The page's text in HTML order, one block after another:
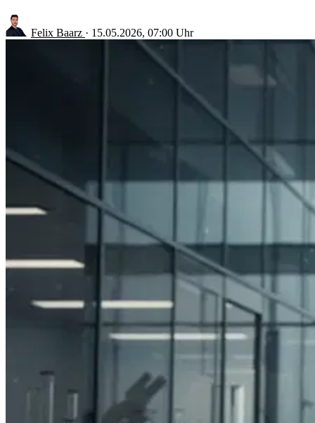
Felix Baarz · 15.05.2026, 07:00 Uhr